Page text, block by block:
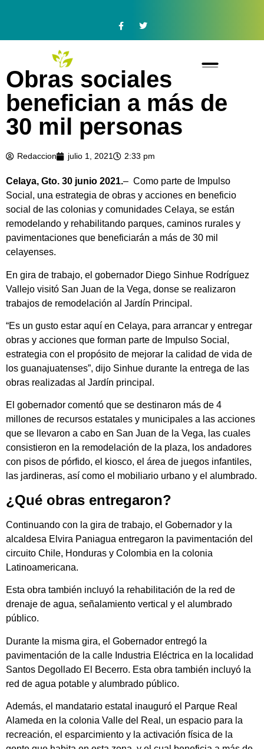
Obras sociales
benefician a más de
30 mil personas
Redaccion julio 1, 2021 2:33 pm
Celaya, Gto. 30 junio 2021.– Como parte de Impulso
Social, una estrategia de obras y acciones en beneficio
social de las colonias y comunidades Celaya, se están
remodelando y rehabilitando parques, caminos rurales y
pavimentaciones que beneficiarán a más de 30 mil
celayenses.
En gira de trabajo, el gobernador Diego Sinhue Rodríguez
Vallejo visitó San Juan de la Vega, donse se realizaron
trabajos de remodelación al Jardín Principal.
“Es un gusto estar aquí en Celaya, para arrancar y entregar
obras y acciones que forman parte de Impulso Social,
estrategia con el propósito de mejorar la calidad de vida de
los guanajuatenses”, dijo Sinhue durante la entrega de las
obras realizadas al Jardín principal.
El gobernador comentó que se destinaron más de 4
millones de recursos estatales y municipales a las acciones
que se llevaron a cabo en San Juan de la Vega, las cuales
consistieron en la remodelación de la plaza, los andadores
con pisos de pórfido, el kiosco, el área de juegos infantiles,
las jardineras, así como el mobiliario urbano y el alumbrado.
¿Qué obras entregaron?
Continuando con la gira de trabajo, el Gobernador y la
alcaldesa Elvira Paniagua entregaron la pavimentación del
circuito Chile, Honduras y Colombia en la colonia
Latinoamericana.
Esta obra también incluyó la rehabilitación de la red de
drenaje de agua, señalamiento vertical y el alumbrado
público.
Durante la misma gira, el Gobernador entregó la
pavimentación de la calle Industria Eléctrica en la localidad
Santos Degollado El Becerro. Esta obra también incluyó la
red de agua potable y alumbrado público.
Además, el mandatario estatal inauguró el Parque Real
Alameda en la colonia Valle del Real, un espacio para la
recreación, el esparcimiento y la activación física de la